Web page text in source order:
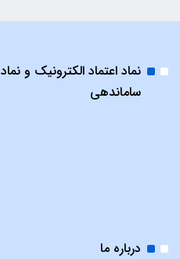
نماد اعتماد الکترونیک و نماد
ساماندهی
درباره ما